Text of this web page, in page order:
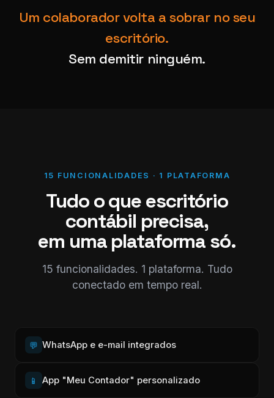
Um colaborador volta a sobrar no seu
escritório.
Sem demitir ninguém.
15 FUNCIONALIDADES · 1 PLATAFORMA
Tudo o que escritório
contábil precisa,
em uma plataforma só.
15 funcionalidades. 1 plataforma. Tudo
conectado em tempo real.
💬 WhatsApp e e-mail integrados
📱 App "Meu Contador" personalizado